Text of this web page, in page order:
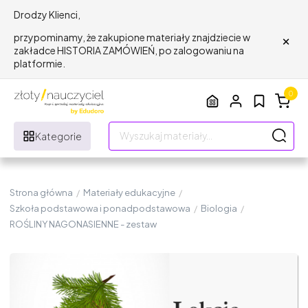
Drodzy Klienci,
przypominamy, że zakupione materiały znajdziecie w
zakładce HISTORIA ZAMÓWIEŃ, po zalogowaniu na
platformie.
×
Kategorie
0
Strona główna / Materiały edukacyjne /
Szkoła podstawowa i ponadpodstawowa / Biologia /
ROŚLINY NAGONASIENNE - zestaw